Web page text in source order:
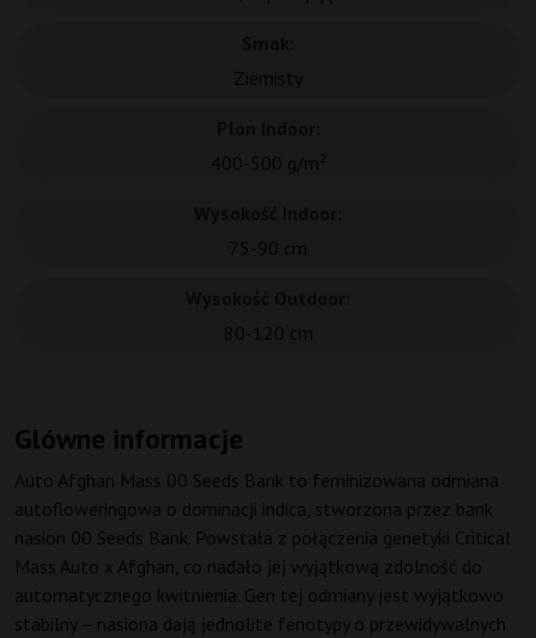
Glówne informacje
Auto Afghan Mass 00 Seeds Bank to feminizowana odmiana
autofloweringowa o dominacji indica, stworzona przez bank
nasion 00 Seeds Bank. Powstała z połączenia genetyki Critical
Mass Auto x Afghan, co nadało jej wyjątkową zdolność do
automatycznego kwitnienia. Gen tej odmiany jest wyjątkowo
stabilny – nasiona dają jednolite fenotypy o przewidywalnych